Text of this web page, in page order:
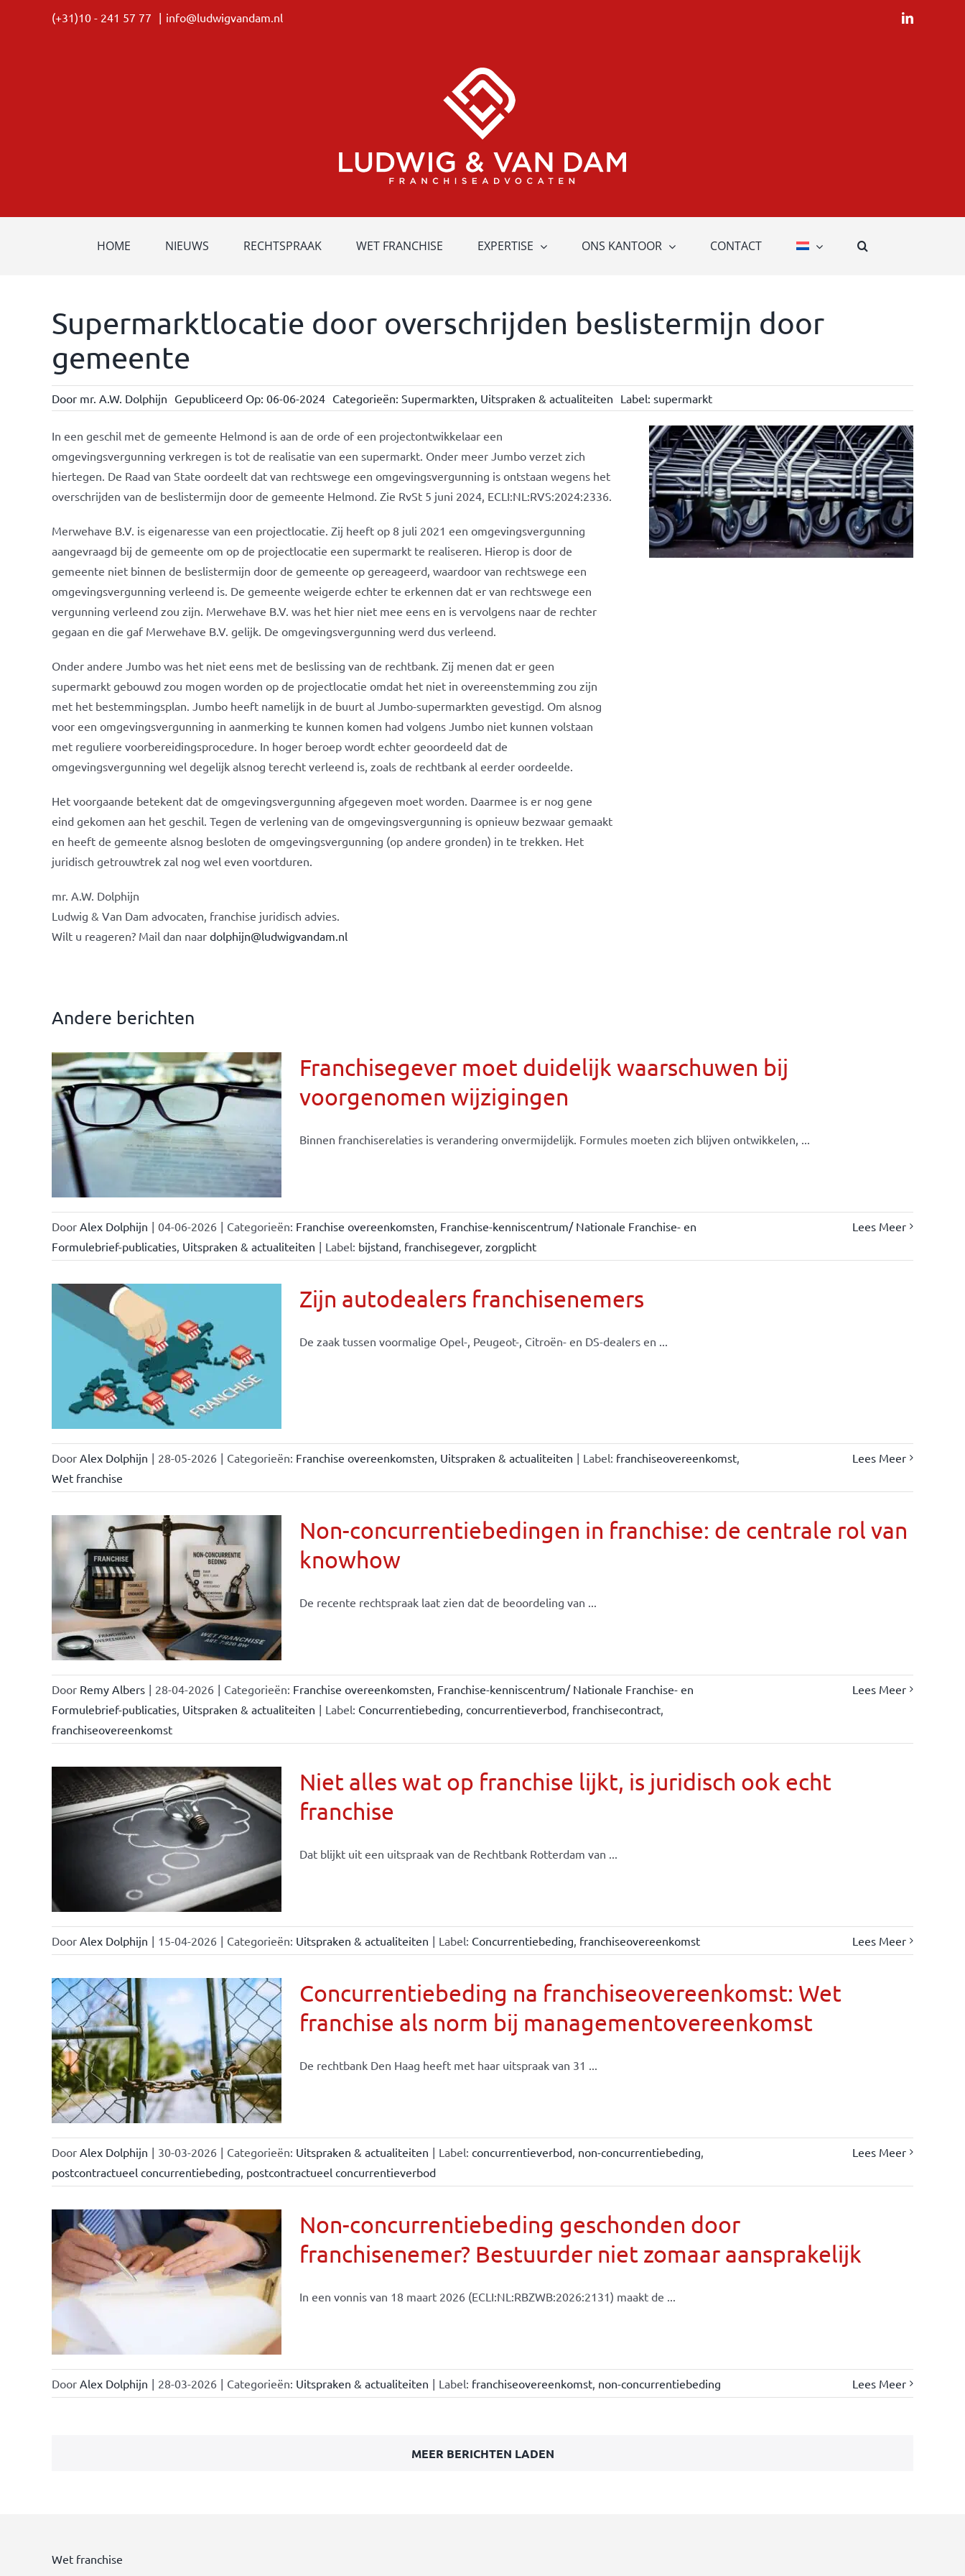
(+31)10 - 241 57 77 | info@ludwigvandam.nl LinkedIn
HOME NIEUWS RECHTSPRAAK WET FRANCHISE EXPERTISE ONS KANTOOR CONTACT
Supermarktlocatie door overschrijden beslistermijn door
gemeente
Door mr. A.W. Dolphijn Gepubliceerd Op: 06-06-2024 Categorieën: Supermarkten, Uitspraken & actualiteiten Label: supermarkt
In een geschil met de gemeente Helmond is aan de orde of een projectontwikkelaar een
omgevingsvergunning verkregen is tot de realisatie van een supermarkt. Onder meer Jumbo verzet zich
hiertegen. De Raad van State oordeelt dat van rechtswege een omgevingsvergunning is ontstaan wegens het
overschrijden van de beslistermijn door de gemeente Helmond. Zie RvSt 5 juni 2024, ECLI:NL:RVS:2024:2336.
Merwehave B.V. is eigenaresse van een projectlocatie. Zij heeft op 8 juli 2021 een omgevingsvergunning
aangevraagd bij de gemeente om op de projectlocatie een supermarkt te realiseren. Hierop is door de
gemeente niet binnen de beslistermijn door de gemeente op gereageerd, waardoor van rechtswege een
omgevingsvergunning verleend is. De gemeente weigerde echter te erkennen dat er van rechtswege een
vergunning verleend zou zijn. Merwehave B.V. was het hier niet mee eens en is vervolgens naar de rechter
gegaan en die gaf Merwehave B.V. gelijk. De omgevingsvergunning werd dus verleend.
Onder andere Jumbo was het niet eens met de beslissing van de rechtbank. Zij menen dat er geen
supermarkt gebouwd zou mogen worden op de projectlocatie omdat het niet in overeenstemming zou zijn
met het bestemmingsplan. Jumbo heeft namelijk in de buurt al Jumbo-supermarkten gevestigd. Om alsnog
voor een omgevingsvergunning in aanmerking te kunnen komen had volgens Jumbo niet kunnen volstaan
met reguliere voorbereidingsprocedure. In hoger beroep wordt echter geoordeeld dat de
omgevingsvergunning wel degelijk alsnog terecht verleend is, zoals de rechtbank al eerder oordeelde.
Het voorgaande betekent dat de omgevingsvergunning afgegeven moet worden. Daarmee is er nog gene
eind gekomen aan het geschil. Tegen de verlening van de omgevingsvergunning is opnieuw bezwaar gemaakt
en heeft de gemeente alsnog besloten de omgevingsvergunning (op andere gronden) in te trekken. Het
juridisch getrouwtrek zal nog wel even voortduren.
mr. A.W. Dolphijn
Ludwig & Van Dam advocaten, franchise juridisch advies.
Wilt u reageren? Mail dan naar dolphijn@ludwigvandam.nl
Andere berichten
Franchisegever moet duidelijk waarschuwen bij
voorgenomen wijzigingen
Binnen franchiserelaties is verandering onvermijdelijk. Formules moeten zich blijven ontwikkelen, ...
Door Alex Dolphijn | 04-06-2026 | Categorieën: Franchise overeenkomsten, Franchise-kenniscentrum/ Nationale Franchise- en
Formulebrief-publicaties, Uitspraken & actualiteiten | Label: bijstand, franchisegever, zorgplicht
Lees Meer
Zijn autodealers franchisenemers
De zaak tussen voormalige Opel-, Peugeot-, Citroën- en DS-dealers en ...
Door Alex Dolphijn | 28-05-2026 | Categorieën: Franchise overeenkomsten, Uitspraken & actualiteiten | Label: franchiseovereenkomst,
Wet franchise
Lees Meer
Non-concurrentiebedingen in franchise: de centrale rol van
knowhow
De recente rechtspraak laat zien dat de beoordeling van ...
Door Remy Albers | 28-04-2026 | Categorieën: Franchise overeenkomsten, Franchise-kenniscentrum/ Nationale Franchise- en
Formulebrief-publicaties, Uitspraken & actualiteiten | Label: Concurrentiebeding, concurrentieverbod, franchisecontract,
franchiseovereenkomst
Lees Meer
Niet alles wat op franchise lijkt, is juridisch ook echt
franchise
Dat blijkt uit een uitspraak van de Rechtbank Rotterdam van ...
Door Alex Dolphijn | 15-04-2026 | Categorieën: Uitspraken & actualiteiten | Label: Concurrentiebeding, franchiseovereenkomst Lees Meer
Concurrentiebeding na franchiseovereenkomst: Wet
franchise als norm bij managementovereenkomst
De rechtbank Den Haag heeft met haar uitspraak van 31 ...
Door Alex Dolphijn | 30-03-2026 | Categorieën: Uitspraken & actualiteiten | Label: concurrentieverbod, non-concurrentiebeding,
postcontractueel concurrentiebeding, postcontractueel concurrentieverbod
Lees Meer
Non-concurrentiebeding geschonden door
franchisenemer? Bestuurder niet zomaar aansprakelijk
In een vonnis van 18 maart 2026 (ECLI:NL:RBZWB:2026:2131) maakt de ...
Door Alex Dolphijn | 28-03-2026 | Categorieën: Uitspraken & actualiteiten | Label: franchiseovereenkomst, non-concurrentiebeding Lees Meer
MEER BERICHTEN LADEN
Wet franchise